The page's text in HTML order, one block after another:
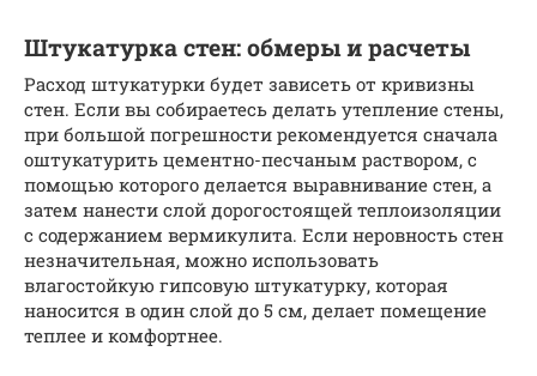
Штукатурка стен: обмеры и расчеты
Расход штукатурки будет зависеть от кривизны
стен. Если вы собираетесь делать утепление стены,
при большой погрешности рекомендуется сначала
оштукатурить цементно-песчаным раствором, с
помощью которого делается выравнивание стен, а
затем нанести слой дорогостоящей теплоизоляции
с содержанием вермикулита. Если неровность стен
незначительная, можно использовать
влагостойкую гипсовую штукатурку, которая
наносится в один слой до 5 см, делает помещение
теплее и комфортнее.